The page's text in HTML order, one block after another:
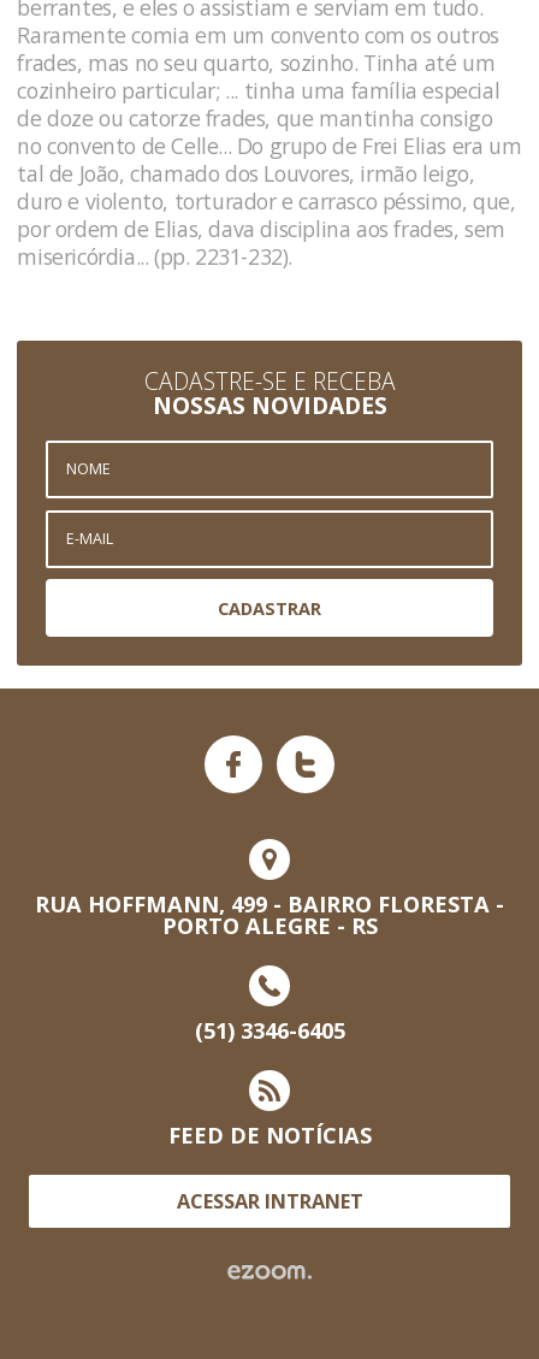
berrantes, e eles o assistiam e serviam em tudo.
Raramente comia em um convento com os outros
frades, mas no seu quarto, sozinho. Tinha até um
cozinheiro particular; ... tinha uma família especial
de doze ou catorze frades, que mantinha consigo
no convento de Celle... Do grupo de Frei Elias era um
tal de João, chamado dos Louvores, irmão leigo,
duro e violento, torturador e carrasco péssimo, que,
por ordem de Elias, dava disciplina aos frades, sem
misericórdia... (pp. 2231-232).
CADASTRE-SE E RECEBA
NOSSAS NOVIDADES
CADASTRAR
RUA HOFFMANN, 499 - BAIRRO FLORESTA -
PORTO ALEGRE - RS
(51) 3346-6405
FEED DE NOTÍCIAS
ACESSAR INTRANET